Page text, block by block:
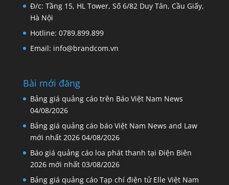
Đ/c: Tầng 15, HL Tower, Số 6/82 Duy Tân, Cầu Giấy,
Hà Nội
Hotline: 0789.899.899
Email: info@brandcom.vn
Bài mới đăng
Bảng giá quảng cáo trên Báo Việt Nam News
04/08/2026
Bảng giá quảng cáo báo Việt Nam News and Law
mới nhất 2026 04/08/2026
Báo giá quảng cáo loa phát thanh tại Điện Biên
2026 mới nhất 03/08/2026
Bảng giá quảng cáo Tạp chí điện tử Elle Việt Nam